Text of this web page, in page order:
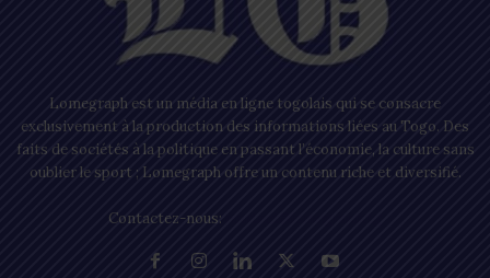
Lomegraph est un média en ligne togolais qui se consacre
exclusivement à la production des informations liées au Togo. Des
faits de sociétés à la politique en passant l’économie, la culture sans
oublier le sport ; Lomegraph offre un contenu riche et diversifié.
Contactez-nous: